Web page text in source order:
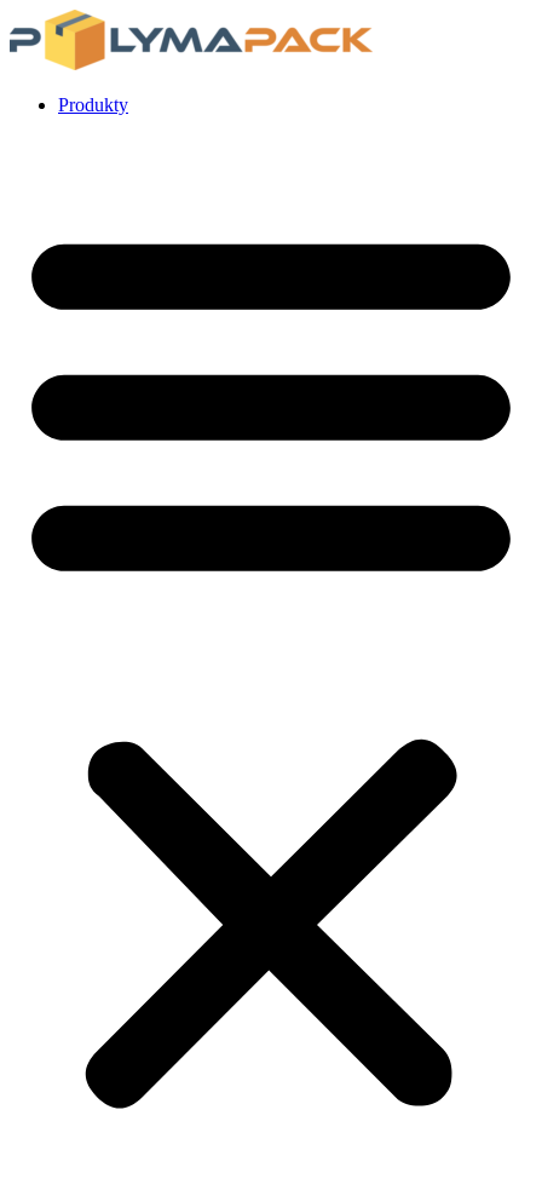
Preskočiť
na
obsah
Produkty